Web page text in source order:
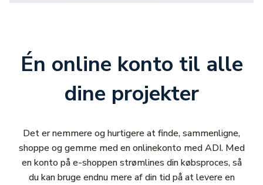
Én online konto til alle
dine projekter
Det er nemmere og hurtigere at finde, sammenligne,
shoppe og gemme med en onlinekonto med ADI. Med
en konto på e-shoppen strømlines din købsproces, så
du kan bruge endnu mere af din tid på at levere en